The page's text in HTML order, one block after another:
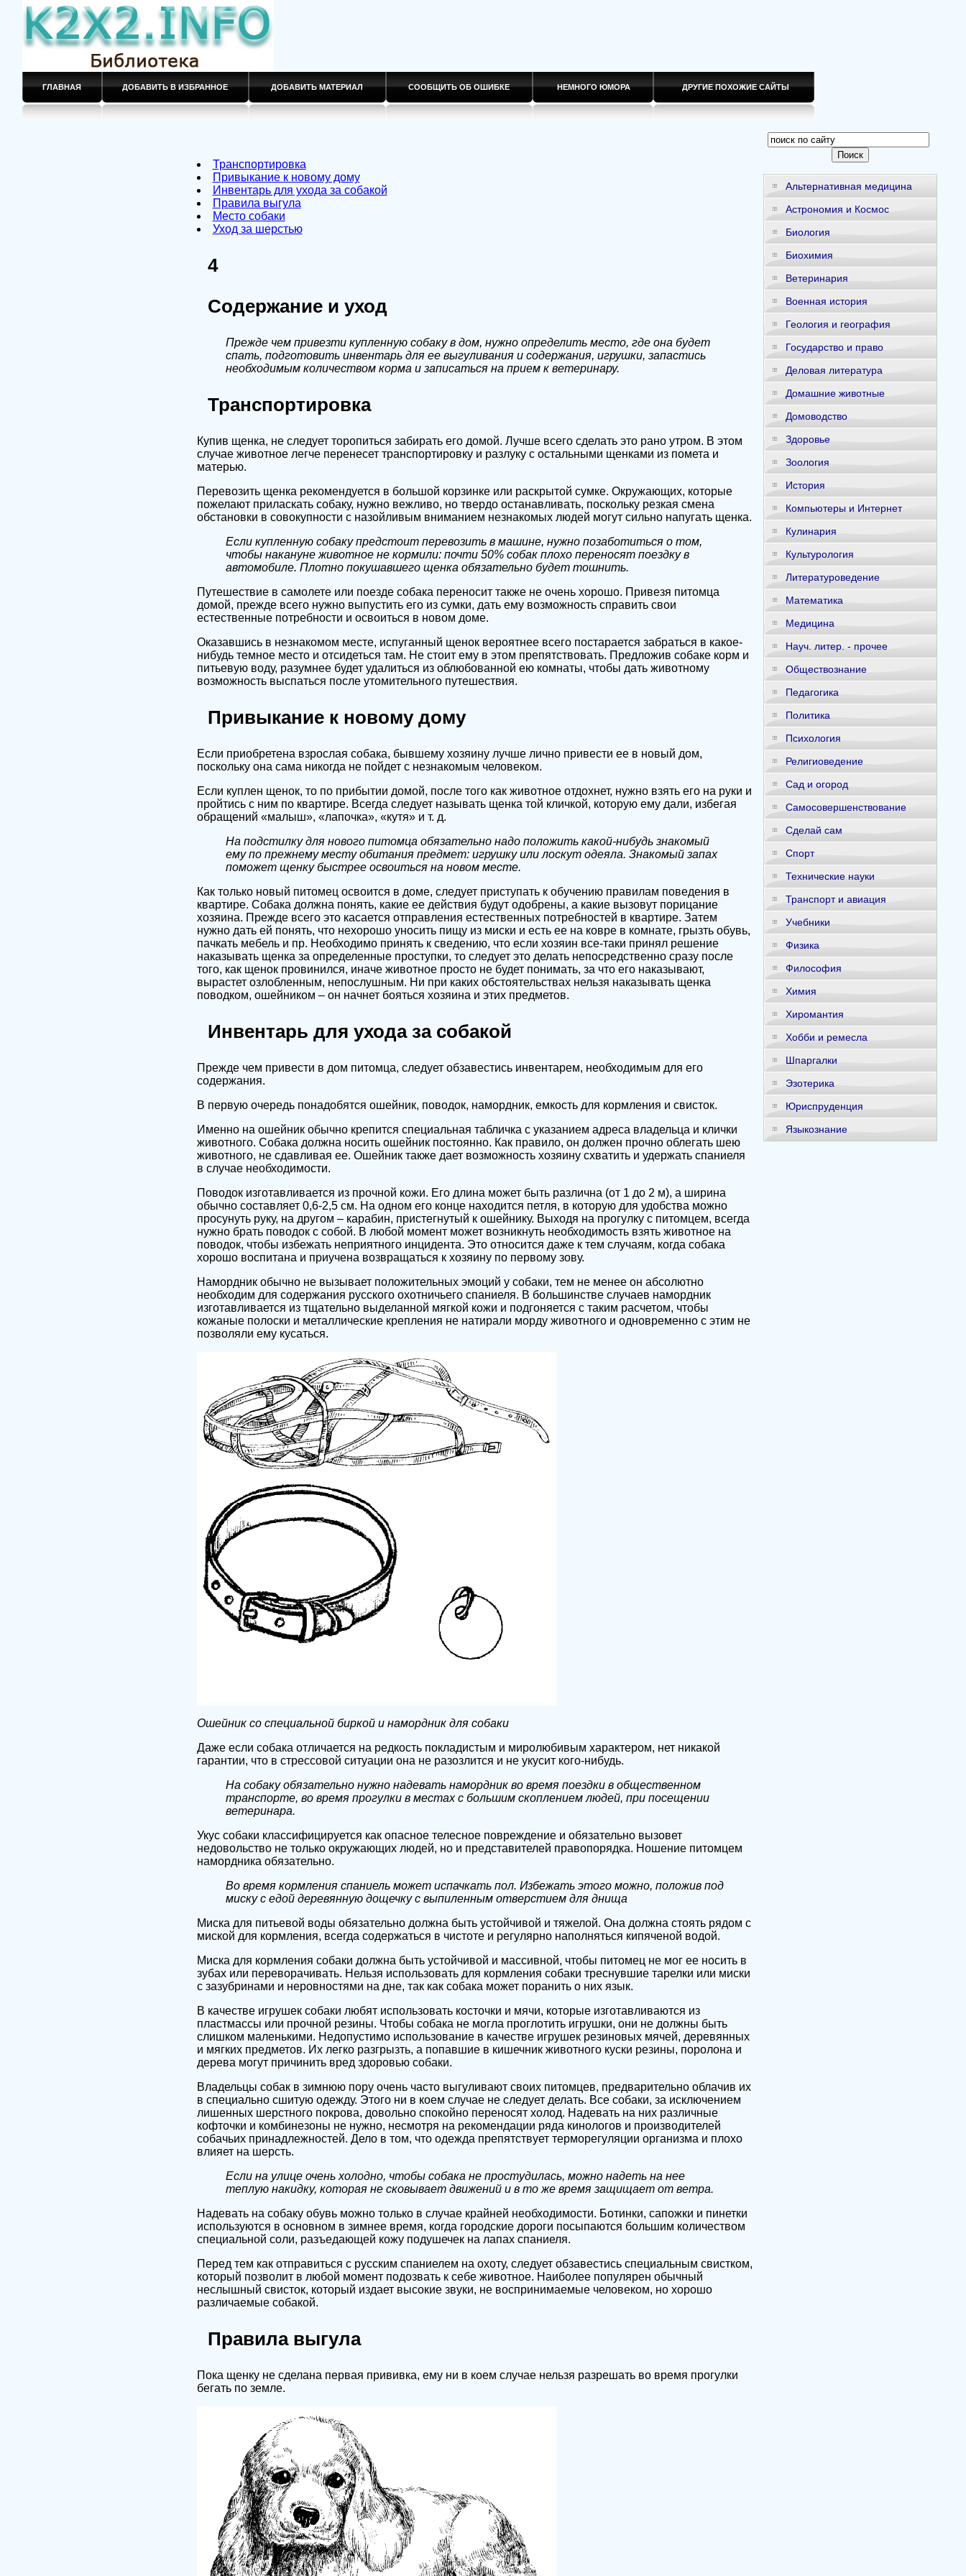
ГЛАВНАЯ ДОБАВИТЬ В ИЗБРАННОЕ ДОБАВИТЬ МАТЕРИАЛ СООБЩИТЬ ОБ ОШИБКЕ НЕМНОГО ЮМОРА ДРУГИЕ ПОХОЖИЕ САЙТЫ
Транспортировка
Привыкание к новому дому
Инвентарь для ухода за собакой
Правила выгула
Место собаки
Уход за шерстью
4
Содержание и уход
Прежде чем привезти купленную собаку в дом, нужно определить место, где она будет
спать, подготовить инвентарь для ее выгуливания и содержания, игрушки, запастись
необходимым количеством корма и записаться на прием к ветеринару.
Транспортировка
Купив щенка, не следует торопиться забирать его домой. Лучше всего сделать это рано утром. В этом
случае животное легче перенесет транспортировку и разлуку с остальными щенками из помета и
матерью.
Перевозить щенка рекомендуется в большой корзинке или раскрытой сумке. Окружающих, которые
пожелают приласкать собаку, нужно вежливо, но твердо останавливать, поскольку резкая смена
обстановки в совокупности с назойливым вниманием незнакомых людей могут сильно напугать щенка.
Если купленную собаку предстоит перевозить в машине, нужно позаботиться о том,
чтобы накануне животное не кормили: почти 50% собак плохо переносят поездку в
автомобиле. Плотно покушавшего щенка обязательно будет тошнить.
Путешествие в самолете или поезде собака переносит также не очень хорошо. Привезя питомца
домой, прежде всего нужно выпустить его из сумки, дать ему возможность справить свои
естественные потребности и освоиться в новом доме.
Оказавшись в незнакомом месте, испуганный щенок вероятнее всего постарается забраться в какое-
нибудь темное место и отсидеться там. Не стоит ему в этом препятствовать. Предложив собаке корм и
питьевую воду, разумнее будет удалиться из облюбованной ею комнаты, чтобы дать животному
возможность выспаться после утомительного путешествия.
Привыкание к новому дому
Если приобретена взрослая собака, бывшему хозяину лучше лично привести ее в новый дом,
поскольку она сама никогда не пойдет с незнакомым человеком.
Если куплен щенок, то по прибытии домой, после того как животное отдохнет, нужно взять его на руки и
пройтись с ним по квартире. Всегда следует называть щенка той кличкой, которую ему дали, избегая
обращений «малыш», «лапочка», «кутя» и т. д.
На подстилку для нового питомца обязательно надо положить какой-нибудь знакомый
ему по прежнему месту обитания предмет: игрушку или лоскут одеяла. Знакомый запах
поможет щенку быстрее освоиться на новом месте.
Как только новый питомец освоится в доме, следует приступать к обучению правилам поведения в
квартире. Собака должна понять, какие ее действия будут одобрены, а какие вызовут порицание
хозяина. Прежде всего это касается отправления естественных потребностей в квартире. Затем
нужно дать ей понять, что нехорошо уносить пищу из миски и есть ее на ковре в комнате, грызть обувь,
пачкать мебель и пр. Необходимо принять к сведению, что если хозяин все-таки принял решение
наказывать щенка за определенные проступки, то следует это делать непосредственно сразу после
того, как щенок провинился, иначе животное просто не будет понимать, за что его наказывают,
вырастет озлобленным, непослушным. Ни при каких обстоятельствах нельзя наказывать щенка
поводком, ошейником – он начнет бояться хозяина и этих предметов.
Инвентарь для ухода за собакой
Прежде чем привести в дом питомца, следует обзавестись инвентарем, необходимым для его
содержания.
В первую очередь понадобятся ошейник, поводок, намордник, емкость для кормления и свисток.
Именно на ошейник обычно крепится специальная табличка с указанием адреса владельца и клички
животного. Собака должна носить ошейник постоянно. Как правило, он должен прочно облегать шею
животного, не сдавливая ее. Ошейник также дает возможность хозяину схватить и удержать спаниеля
в случае необходимости.
Поводок изготавливается из прочной кожи. Его длина может быть различна (от 1 до 2 м), а ширина
обычно составляет 0,6-2,5 см. На одном его конце находится петля, в которую для удобства можно
просунуть руку, на другом – карабин, пристегнутый к ошейнику. Выходя на прогулку с питомцем, всегда
нужно брать поводок с собой. В любой момент может возникнуть необходимость взять животное на
поводок, чтобы избежать неприятного инцидента. Это относится даже к тем случаям, когда собака
хорошо воспитана и приучена возвращаться к хозяину по первому зову.
Намордник обычно не вызывает положительных эмоций у собаки, тем не менее он абсолютно
необходим для содержания русского охотничьего спаниеля. В большинстве случаев намордник
изготавливается из тщательно выделанной мягкой кожи и подгоняется с таким расчетом, чтобы
кожаные полоски и металлические крепления не натирали морду животного и одновременно с этим не
позволяли ему кусаться.
Ошейник со специальной биркой и намордник для собаки
Даже если собака отличается на редкость покладистым и миролюбивым характером, нет никакой
гарантии, что в стрессовой ситуации она не разозлится и не укусит кого-нибудь.
На собаку обязательно нужно надевать намордник во время поездки в общественном
транспорте, во время прогулки в местах с большим скоплением людей, при посещении
ветеринара.
Укус собаки классифицируется как опасное телесное повреждение и обязательно вызовет
недовольство не только окружающих людей, но и представителей правопорядка. Ношение питомцем
намордника обязательно.
Во время кормления спаниель может испачкать пол. Избежать этого можно, положив под
миску с едой деревянную дощечку с выпиленным отверстием для днища
Миска для питьевой воды обязательно должна быть устойчивой и тяжелой. Она должна стоять рядом с
миской для кормления, всегда содержаться в чистоте и регулярно наполняться кипяченой водой.
Миска для кормления собаки должна быть устойчивой и массивной, чтобы питомец не мог ее носить в
зубах или переворачивать. Нельзя использовать для кормления собаки треснувшие тарелки или миски
с зазубринами и неровностями на дне, так как собака может поранить о них язык.
В качестве игрушек собаки любят использовать косточки и мячи, которые изготавливаются из
пластмассы или прочной резины. Чтобы собака не могла проглотить игрушки, они не должны быть
слишком маленькими. Недопустимо использование в качестве игрушек резиновых мячей, деревянных
и мягких предметов. Их легко разгрызть, а попавшие в кишечник животного куски резины, поролона и
дерева могут причинить вред здоровью собаки.
Владельцы собак в зимнюю пору очень часто выгуливают своих питомцев, предварительно облачив их
в специально сшитую одежду. Этого ни в коем случае не следует делать. Все собаки, за исключением
лишенных шерстного покрова, довольно спокойно переносят холод. Надевать на них различные
кофточки и комбинезоны не нужно, несмотря на рекомендации ряда кинологов и производителей
собачьих принадлежностей. Дело в том, что одежда препятствует терморегуляции организма и плохо
влияет на шерсть.
Если на улице очень холодно, чтобы собака не простудилась, можно надеть на нее
теплую накидку, которая не сковывает движений и в то же время защищает от ветра.
Надевать на собаку обувь можно только в случае крайней необходимости. Ботинки, сапожки и пинетки
используются в основном в зимнее время, когда городские дороги посыпаются большим количеством
специальной соли, разъедающей кожу подушечек на лапах спаниеля.
Перед тем как отправиться с русским спаниелем на охоту, следует обзавестись специальным свистком,
который позволит в любой момент подозвать к себе животное. Наиболее популярен обычный
неслышный свисток, который издает высокие звуки, не воспринимаемые человеком, но хорошо
различаемые собакой.
Правила выгула
Пока щенку не сделана первая прививка, ему ни в коем случае нельзя разрешать во время прогулки
бегать по земле.
Альтернативная медицина
Астрономия и Космос
Биология
Биохимия
Ветеринария
Военная история
Геология и география
Государство и право
Деловая литература
Домашние животные
Домоводство
Здоровье
Зоология
История
Компьютеры и Интернет
Кулинария
Культурология
Литературоведение
Математика
Медицина
Науч. литер. - прочее
Обществознание
Педагогика
Политика
Психология
Религиоведение
Сад и огород
Самосовершенствование
Сделай сам
Спорт
Технические науки
Транспорт и авиация
Учебники
Физика
Философия
Химия
Хиромантия
Хобби и ремесла
Шпаргалки
Эзотерика
Юриспруденция
Языкознание